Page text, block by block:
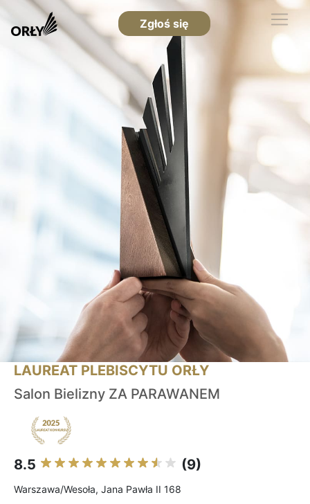
Zgłoś się
LAUREAT PLEBISCYTU ORŁY
Salon Bielizny ZA PARAWANEM
8.5 (9)
Warszawa/Wesoła, Jana Pawła II 168